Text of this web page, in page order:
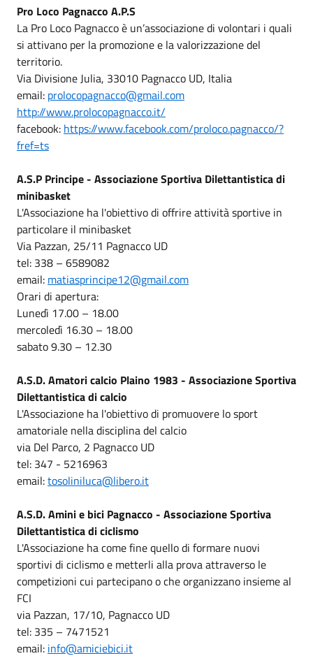
Pro Loco Pagnacco A.P.S
La Pro Loco Pagnacco è un’associazione di volontari i quali
si attivano per la promozione e la valorizzazione del
territorio.
Via Divisione Julia, 33010 Pagnacco UD, Italia
email: prolocopagnacco@gmail.com
http://www.prolocopagnacco.it/
facebook: https://www.facebook.com/proloco.pagnacco/?
fref=ts
A.S.P Principe - Associazione Sportiva Dilettantistica di
minibasket
L'Associazione ha l'obiettivo di offrire attività sportive in
particolare il minibasket
Via Pazzan, 25/11 Pagnacco UD
tel: 338 – 6589082
email: matiasprincipe12@gmail.com
Orari di apertura:
Lunedì 17.00 – 18.00
mercoledì 16.30 – 18.00
sabato 9.30 – 12.30
A.S.D. Amatori calcio Plaino 1983 - Associazione Sportiva
Dilettantistica di calcio
L'Associazione ha l'obiettivo di promuovere lo sport
amatoriale nella disciplina del calcio
via Del Parco, 2 Pagnacco UD
tel: 347 - 5216963
email:tosoliniluca@libero.it
A.S.D. Amini e bici Pagnacco - Associazione Sportiva
Dilettantistica di ciclismo
L'Associazione ha come fine quello di formare nuovi
sportivi di ciclismo e metterli alla prova attraverso le
competizioni cui partecipano o che organizzano insieme al
FCI
via Pazzan, 17/10, Pagnacco UD
tel: 335 – 7471521
email: info@amiciebici.it